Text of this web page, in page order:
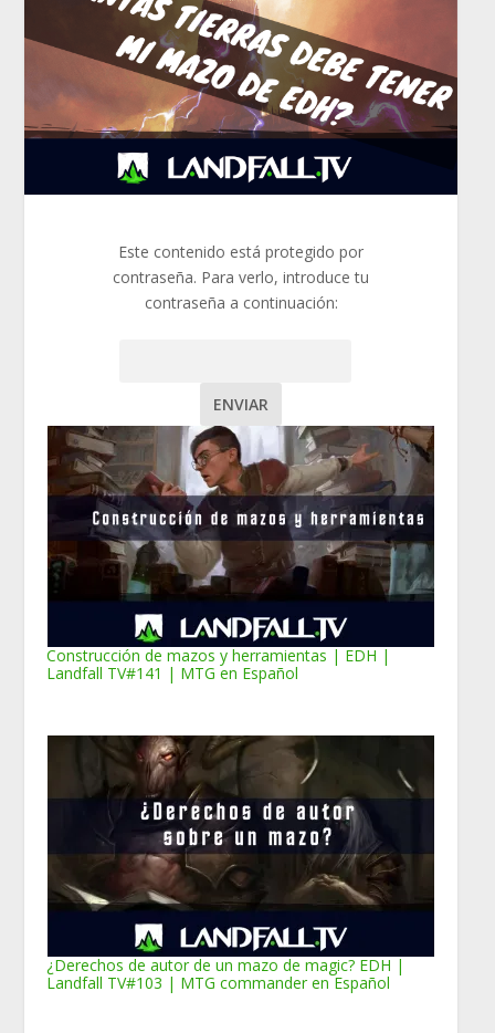
Este contenido está protegido por
contraseña. Para verlo, introduce tu
contraseña a continuación:
Construcción de mazos y herramientas | EDH |
Landfall TV#141 | MTG en Español
¿Derechos de autor de un mazo de magic? EDH |
Landfall TV#103 | MTG commander en Español